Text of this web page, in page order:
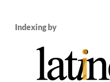
Indexing by